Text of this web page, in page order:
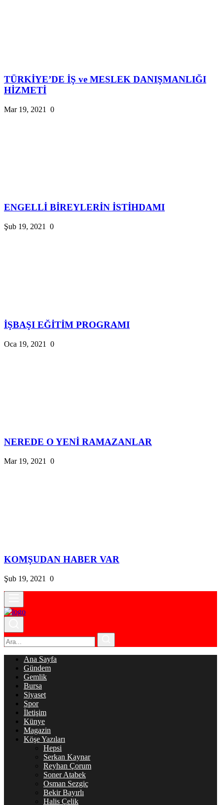
TÜRKİYE’DE İŞ ve MESLEK DANIŞMANLIĞI
HİZMETİ
Mar 19, 2021 0
ENGELLİ BİREYLERİN İSTİHDAMI
Şub 19, 2021 0
İŞBAŞI EĞİTİM PROGRAMI
Oca 19, 2021 0
NEREDE O YENİ RAMAZANLAR
Mar 19, 2021 0
KOMŞUDAN HABER VAR
Şub 19, 2021 0
Ana Sayfa
Gündem
Gemlik
Bursa
Siyaset
Spor
İletişim
Künye
Magazin
Köşe Yazıları
Hepsi
Serkan Kaynar
Reyhan Çorum
Soner Atabek
Osman Sezgiç
Bekir Bayırlı
Halis Çelik